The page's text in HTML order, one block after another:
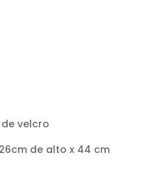
velcro
de alto x 44 cm